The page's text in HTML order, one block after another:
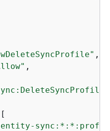
,
,